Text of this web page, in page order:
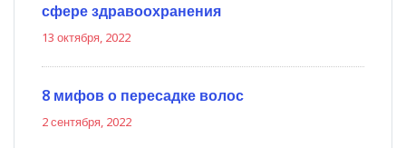
сфере здравоохранения
13 октября, 2022
8 мифов о пересадке волос
2 сентября, 2022